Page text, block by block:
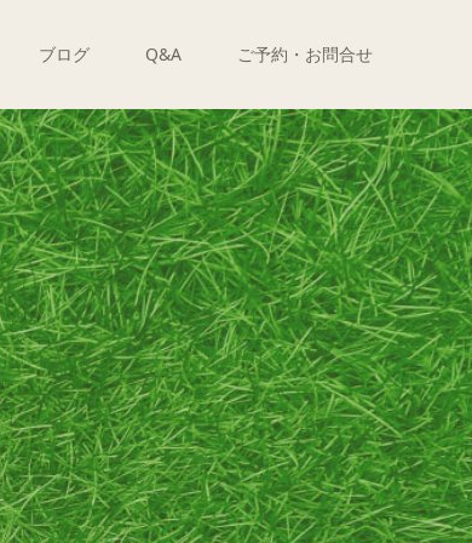
ブログ Q&A ご予約・お問合せ